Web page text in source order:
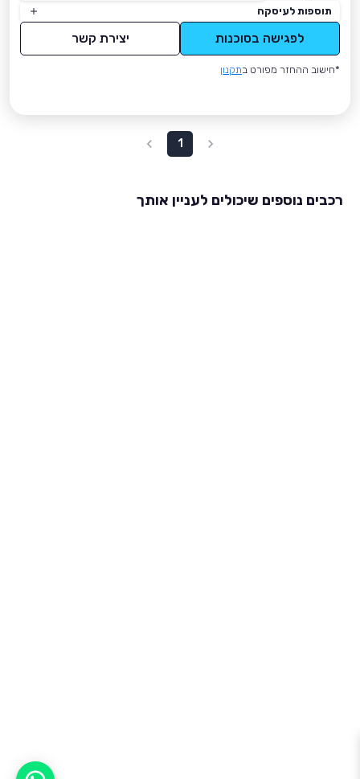
תוספות לעיסקה
לפגישה בסוכנות יצירת קשר
*חישוב ההחזר מפורט בתקנון
1
רכבים נוספים שיכולים לעניין אותך